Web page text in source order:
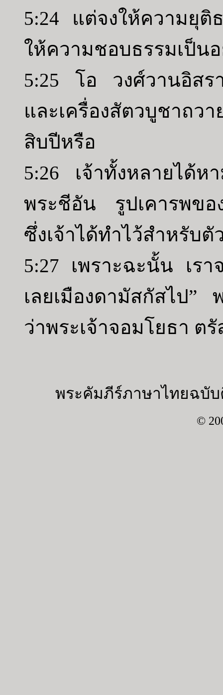
5:24 แต่จงให้ความยุติ
ให้ความชอบธรรมเป็น
5:25 โอ วงศ์วานอิสร
และเครื่องสัตวบูชาถว
สิบปีหรือ
5:26 เจ้าทั้งหลายได้ห
พระชีอัน รูปเคารพขอ
ซึ่งเจ้าได้ทำไว้สำหรับตัว
5:27 เพราะฉะนั้น เร
เลยเมืองดามัสกัสไป”
ว่าพระเจ้าจอมโยธา ต
พระคัมภีร์ภาษาไทยฉบับ
©